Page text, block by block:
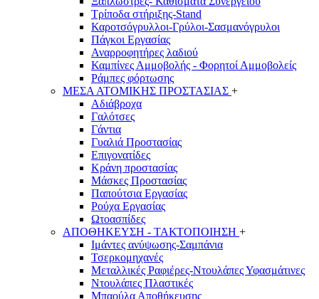
Τρίποδα στήριξης-Stand
Καροτσόγρυλλοι-Γρύλοι-Σασμανόγρυλοι
Πάγκοι Εργασίας
Αναρροφητήρες λαδιού
Καμπίνες Αμμοβολής - Φορητοί Αμμοβολείς
Ράμπες φόρτωσης
ΜΕΣΑ ΑΤΟΜΙΚΗΣ ΠΡΟΣΤΑΣΙΑΣ +
Αδιάβροχα
Γαλότσες
Γάντια
Γυαλιά Προστασίας
Επιγονατίδες
Κράνη προστασίας
Μάσκες Προστασίας
Παπούτσια Εργασίας
Ρούχα Εργασίας
Ωτοασπίδες
ΑΠΟΘΗΚΕΥΣΗ - ΤΑΚΤΟΠΟΙΗΣΗ +
Ιμάντες ανύψωσης-Σαμπάνια
Τσερκομηχανές
Μεταλλικές Ραφιέρες-Ντουλάπες Υφασμάτινες
Ντουλάπες Πλαστικές
Μπαούλα Αποθήκευσης